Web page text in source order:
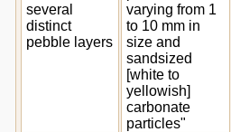
several
distinct
pebble layers
varying from 1
to 10 mm in
size and
sandsized
[white to
yellowish]
carbonate
particles"